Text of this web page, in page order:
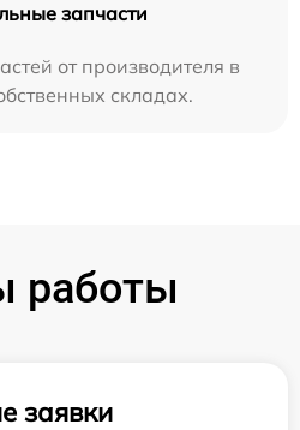
запчасти
от производителя в
складах.
работы
заявки